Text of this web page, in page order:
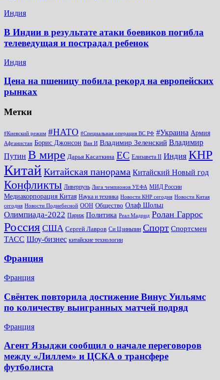
Индия
В Индии в результате атаки боевиков погибла
телеведущая и пострадал ребенок
Индия
Цена на пшеницу побила рекорд на европейских
рынках
Метки
#Киевский режим #НАТО #Специальная операция ВС РФ #Украина Армия
Афганистан Борис Джонсон Ван И Владимир Зеленский Владимир
Путин В мире Дарья Касаткина ЕС Елизавета II Индия КНР
Китай Китайская панорама Китайский Новый год
Конфликты Ливерпуль Лига чемпионов УЕФА МИД России
Медиакорпорация Китая Наука и техника Новости КНР сегодня Новости Китая
сегодня Новости Поднебесной ООН Общество Олаф Шольц
Олимпиада-2022 Париж Политика Реал Мадрид Ролан Гаррос
Россия США Сергей Лавров Си Цзиньпин Спорт Спортсмен
ТАСС Шоу-бизнес китайские технологии
Франция
Франция
Свёнтек повторила достижение Винус Уильямс
по количеству выигранных матчей подряд
Франция
Агент Языджи сообщил о начале переговоров
между «Лиллем» и ЦСКА о трансфере
футболиста